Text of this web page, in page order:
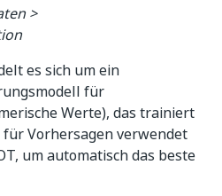
>
es sich um ein
für
Werte), das trainiert
Vorhersagen verwendet
um automatisch das beste